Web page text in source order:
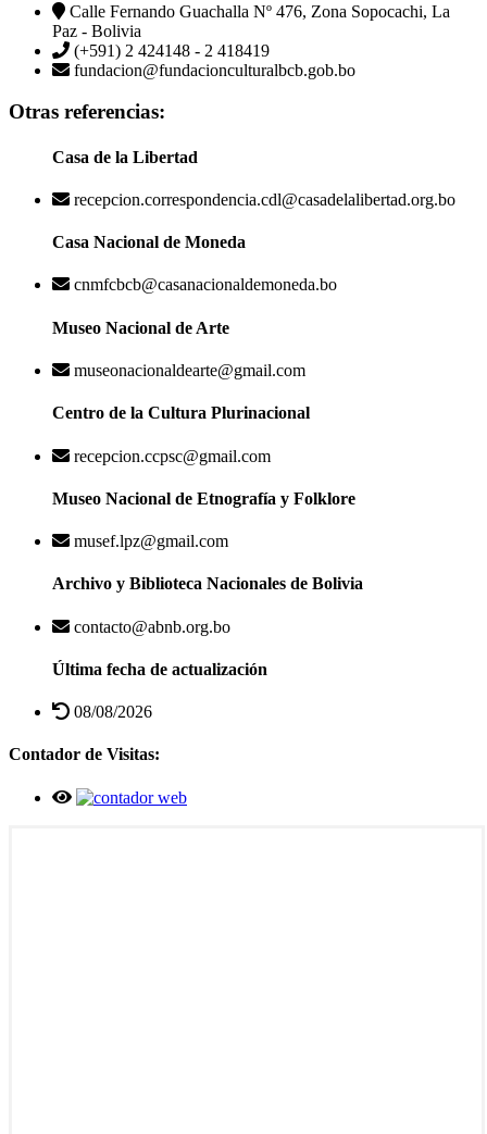
Calle Fernando Guachalla Nº 476, Zona Sopocachi, La
Paz - Bolivia
(+591) 2 424148 - 2 418419
fundacion@fundacionculturalbcb.gob.bo
Otras referencias:
Casa de la Libertad
recepcion.correspondencia.cdl@casadelalibertad.org.bo
Casa Nacional de Moneda
cnmfcbcb@casanacionaldemoneda.bo
Museo Nacional de Arte
museonacionaldearte@gmail.com
Centro de la Cultura Plurinacional
recepcion.ccpsc@gmail.com
Museo Nacional de Etnografía y Folklore
musef.lpz@gmail.com
Archivo y Biblioteca Nacionales de Bolivia
contacto@abnb.org.bo
Última fecha de actualización
08/08/2026
Contador de Visitas: